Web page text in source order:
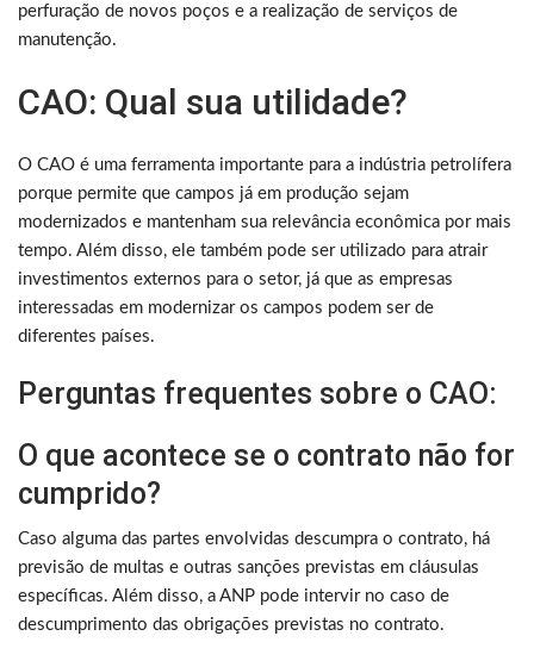
perfuração de novos poços e a realização de serviços de
manutenção.
CAO: Qual sua utilidade?
O CAO é uma ferramenta importante para a indústria petrolífera
porque permite que campos já em produção sejam
modernizados e mantenham sua relevância econômica por mais
tempo. Além disso, ele também pode ser utilizado para atrair
investimentos externos para o setor, já que as empresas
interessadas em modernizar os campos podem ser de
diferentes países.
Perguntas frequentes sobre o CAO:
O que acontece se o contrato não for
cumprido?
Caso alguma das partes envolvidas descumpra o contrato, há
previsão de multas e outras sanções previstas em cláusulas
específicas. Além disso, a ANP pode intervir no caso de
descumprimento das obrigações previstas no contrato.